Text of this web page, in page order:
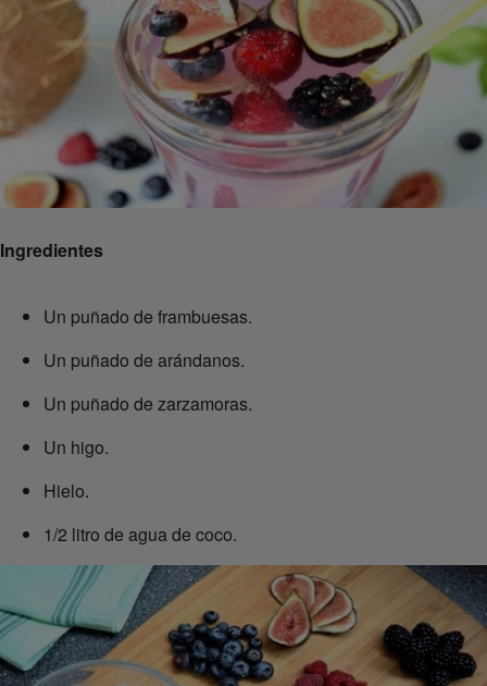
Ingredientes
Un puñado de frambuesas.
Un puñado de arándanos.
Un puñado de zarzamoras.
Un higo.
Hielo.
1/2 litro de agua de coco.